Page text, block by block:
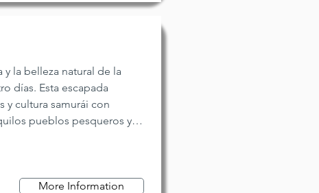
y la belleza natural de la
días. Esta escapada
y cultura samurái con
pueblos pesqueros y
More Information